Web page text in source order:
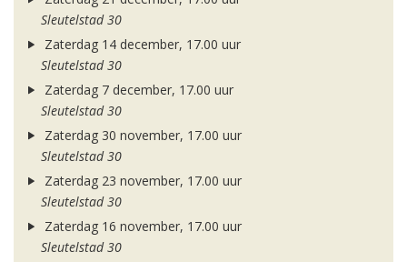
Sleutelstad 30
Zaterdag 14 december, 17.00 uur
Sleutelstad 30
Zaterdag 7 december, 17.00 uur
Sleutelstad 30
Zaterdag 30 november, 17.00 uur
Sleutelstad 30
Zaterdag 23 november, 17.00 uur
Sleutelstad 30
Zaterdag 16 november, 17.00 uur
Sleutelstad 30